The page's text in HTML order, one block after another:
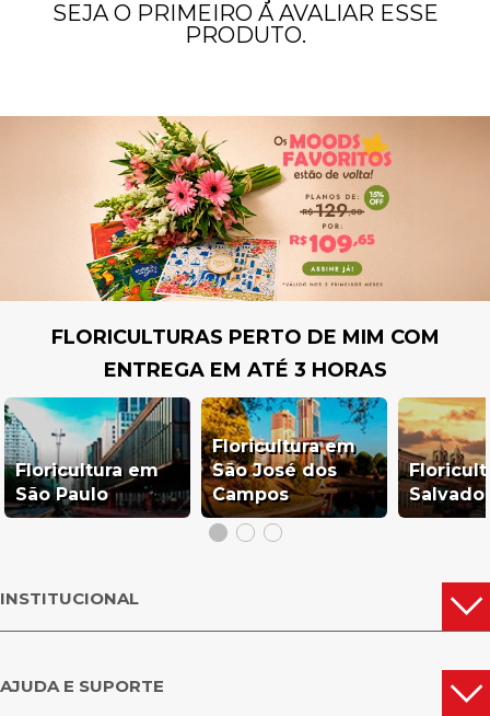
SEJA O PRIMEIRO A AVALIAR ESSE
PRODUTO.
FLORICULTURAS PERTO DE MIM COM
ENTREGA EM ATÉ 3 HORAS
Floricultura em
São Paulo
Floricultura em
São José dos
Campos
INSTITUCIONAL
AJUDA E SUPORTE